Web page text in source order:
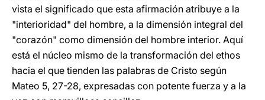
vista el significado que esta afirmación atribuye a la
"interioridad" del hombre, a la dimensión integral del
"corazón" como dimensión del hombre interior. Aquí
está el núcleo mismo de la transformación del ethos
hacia el que tienden las palabras de Cristo según
Mateo 5, 27-28, expresadas con potente fuerza y a la